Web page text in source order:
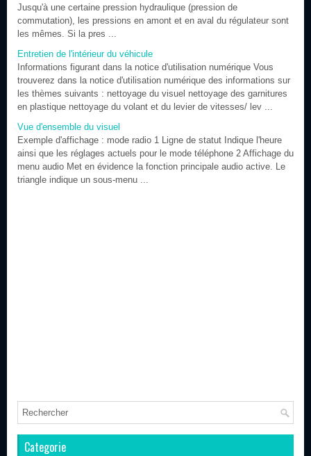
Jusqu'à une certaine pression hydraulique (pression de
commutation), les pressions en amont et en aval du régulateur sont
les mêmes. Si la pres ...
Entretien de l'intérieur du véhicule
Informations figurant dans la notice d'utilisation numérique Vous
trouverez dans la notice d'utilisation numérique des informations sur
les thèmes suivants : nettoyage du visuel nettoyage des garnitures
en plastique nettoyage du volant et du levier de vitesses/ lev ...
Vue d'ensemble du visuel
Exemple d'affichage : mode radio 1 Ligne de statut Indique l'heure
ainsi que les réglages actuels pour le mode téléphone 2 Affichage du
menu audio Met en évidence la fonction principale audio active. Le
triangle indique un sous-menu ...
Categorie